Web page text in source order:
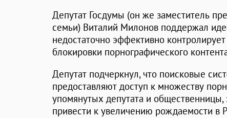
Депутат Госдумы (он же заместитель
семьи) Виталий Милонов поддержал
недостаточно эффективно
блокировки порнографического
Депутат подчеркнул, что поисковые
предоставляют доступ к множеству
упомянутых депутата и
привести к увеличению рождаемости в